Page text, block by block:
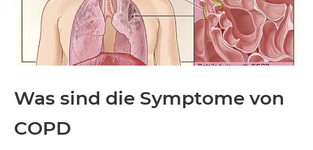
Was sind die Symptome von
COPD